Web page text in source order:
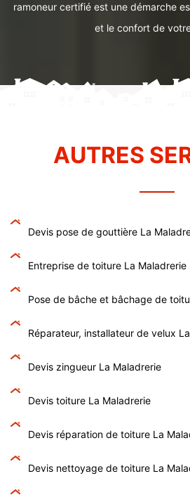
ramoneur certifié est une démarche
et le confort de
AUTRES
Devis pose de gouttière La
Entreprise de toiture La Maladrerie
Pose de bâche et bâchage de
Réparateur, installateur de velux
Devis zingueur La Maladrerie
Devis toiture La Maladrerie
Devis réparation de toiture La
Devis nettoyage de toiture La